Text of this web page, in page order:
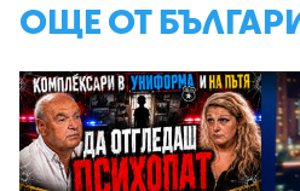
ОЩЕ ОТ